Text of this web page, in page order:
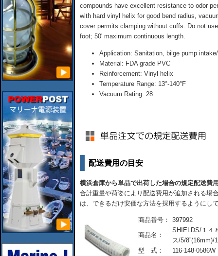
compounds have excellent resistance to odor
with hard vinyl helix for good bend radius,
cover permits clamping without cuffs. Do not
foot; 50' maximum continuous length.
Application: Sanitation, bilge pump
Material: FDA grade PVC
Reinforcement: Vinyl helix
Temperature Range: 13°-140°F
Vacuum Rating: 28
配送費用の目安
横浜倉庫から単品で出荷した場合の規定配送費
合計重量や荷姿により配送費用が追加される場
は、できるだけ安価な方法を採用するようにし
商品番号： 397992
商品名：
SHIELDS/１４
ス/5/8”(16mm)/
型 式：
116-148-0586W